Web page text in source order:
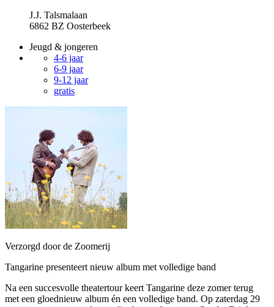
J.J. Talsmalaan
6862 BZ Oosterbeek
Jeugd & jongeren
4-6 jaar
6-9 jaar
9-12 jaar
gratis
Verzorgd door de Zoomerij
Tangarine presenteert nieuw album met volledige band
Na een succesvolle theatertour keert Tangarine deze zomer terug
met een gloednieuw album én een volledige band. Op zaterdag 29